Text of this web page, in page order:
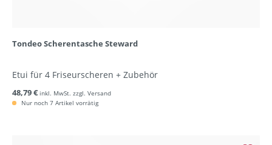
Tondeo Scherentasche Steward
Etui für 4 Friseurscheren + Zubehör
48,79 € inkl. MwSt. zzgl. Versand
Nur noch 7 Artikel vorrätig